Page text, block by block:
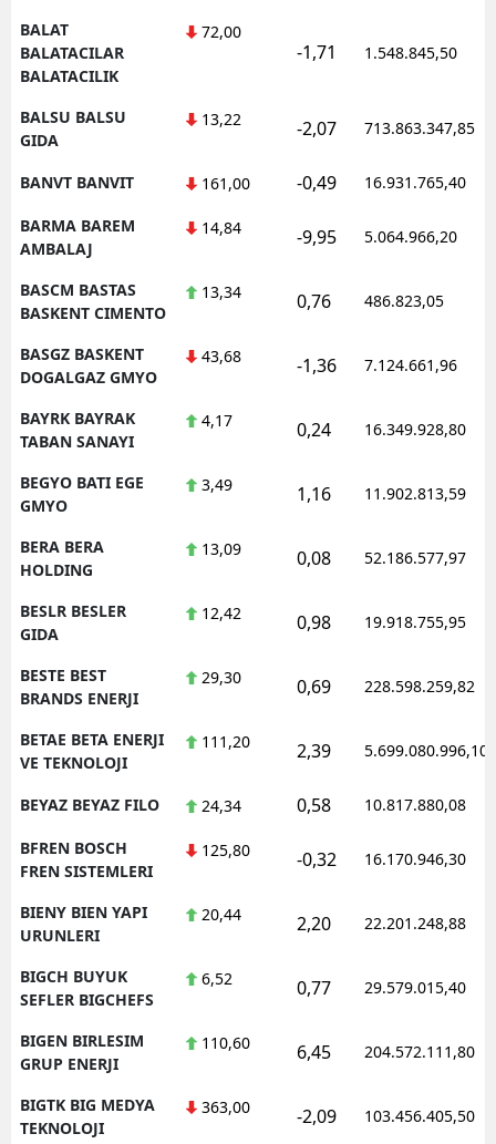
BALAT
BALATACILAR
BALATACILIK
72,00
-1,71 1.548.845,50
BALSU BALSU
GIDA
13,22 -2,07 713.863.347,85
BANVT BANVIT 161,00 -0,49 16.931.765,40
BARMA BAREM
AMBALAJ
14,84 -9,95 5.064.966,20
BASCM BASTAS
BASKENT CIMENTO
13,34 0,76 486.823,05
BASGZ BASKENT
DOGALGAZ GMYO
43,68 -1,36 7.124.661,96
BAYRK BAYRAK
TABAN SANAYI
4,17 0,24 16.349.928,80
BEGYO BATI EGE
GMYO
3,49 1,16 11.902.813,59
BERA BERA
HOLDING
13,09 0,08 52.186.577,97
BESLR BESLER
GIDA
12,42 0,98 19.918.755,95
BESTE BEST
BRANDS ENERJI
29,30 0,69 228.598.259,82
BETAE BETA ENERJI
VE TEKNOLOJI
111,20 2,39 5.699.080.996,10
BEYAZ BEYAZ FILO 24,34 0,58 10.817.880,08
BFREN BOSCH
FREN SISTEMLERI
125,80 -0,32 16.170.946,30
BIENY BIEN YAPI
URUNLERI
20,44 2,20 22.201.248,88
BIGCH BUYUK
SEFLER BIGCHEFS
6,52 0,77 29.579.015,40
BIGEN BIRLESIM
GRUP ENERJI
110,60 6,45 204.572.111,80
BIGTK BIG MEDYA
TEKNOLOJI
363,00 -2,09 103.456.405,50